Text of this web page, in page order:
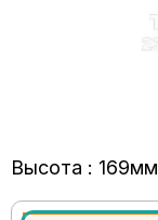
Высота : 169мм